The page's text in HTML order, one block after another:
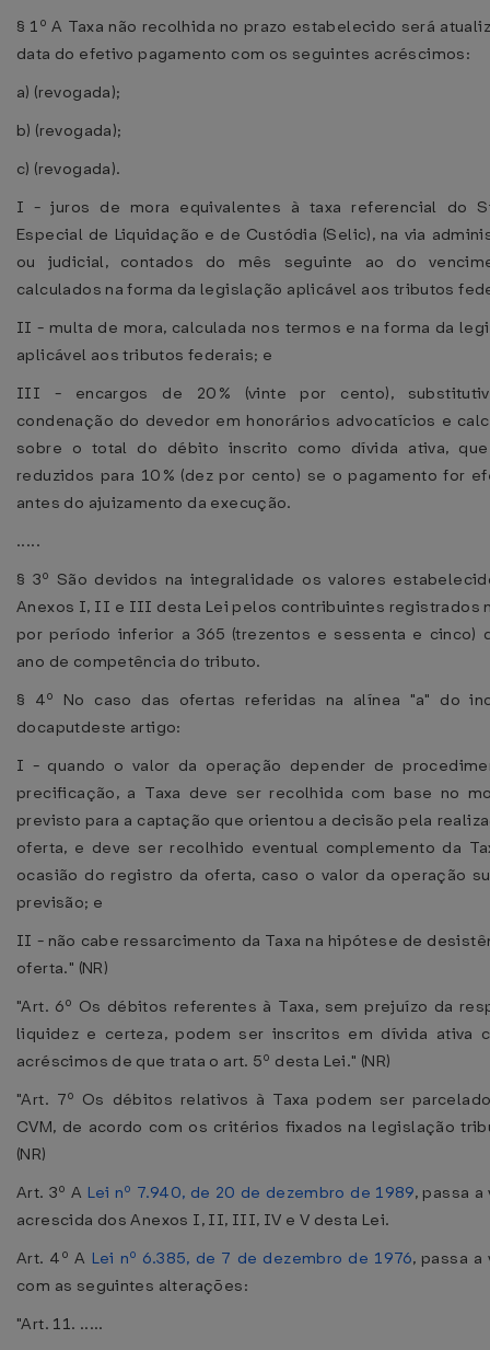
§ 1º A Taxa não recolhida no prazo estabelecido será
data do efetivo pagamento com os seguintes acréscimos:
a) (revogada);
b) (revogada);
c) (revogada).
I - juros de mora equivalentes à taxa referencial do
Especial de Liquidação e de Custódia (Selic), na via
ou judicial, contados do mês seguinte ao do
calculados na forma da legislação aplicável aos tributos
II - multa de mora, calculada nos termos e na forma da
aplicável aos tributos federais; e
III - encargos de 20% (vinte por cento),
condenação do devedor em honorários advocatícios e
sobre o total do débito inscrito como dívida ativa,
reduzidos para 10% (dez por cento) se o pagamento for
antes do ajuizamento da execução.
.....
§ 3º São devidos na integralidade os valores
Anexos I, II e III desta Lei pelos contribuintes registrados
por período inferior a 365 (trezentos e sessenta e cinco)
ano de competência do tributo.
§ 4º No caso das ofertas referidas na alínea "a" do
docaputdeste artigo:
I - quando o valor da operação depender de
precificação, a Taxa deve ser recolhida com base no
previsto para a captação que orientou a decisão pela
oferta, e deve ser recolhido eventual complemento da
ocasião do registro da oferta, caso o valor da operação
previsão; e
II - não cabe ressarcimento da Taxa na hipótese de
oferta." (NR)
"Art. 6º Os débitos referentes à Taxa, sem prejuízo da
liquidez e certeza, podem ser inscritos em dívida ativa
acréscimos de que trata o art. 5º desta Lei." (NR)
"Art. 7º Os débitos relativos à Taxa podem ser
CVM, de acordo com os critérios fixados na legislação
(NR)
Art. 3º A Lei nº 7.940, de 20 de dezembro de 1989, passa a
acrescida dos Anexos I, II, III, IV e V desta Lei.
Art. 4º A Lei nº 6.385, de 7 de dezembro de 1976, passa a
com as seguintes alterações:
"Art. 11. .....